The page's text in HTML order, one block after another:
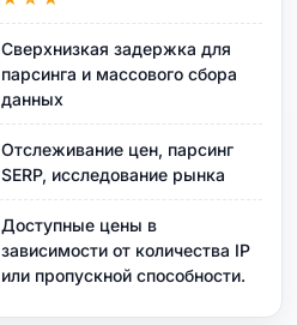
Сверхнизкая задержка для
парсинга и массового сбора
данных
Отслеживание цен, парсинг
SERP, исследование рынка
Доступные цены в
зависимости от количества IP
или пропускной способности.